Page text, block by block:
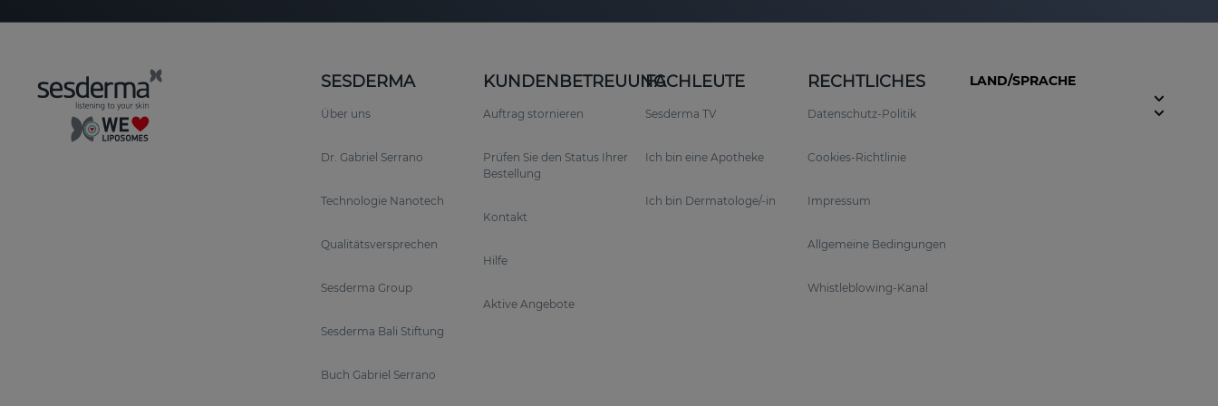
SESDERMA
Über uns
Dr. Gabriel Serrano
Technologie Nanotech
Qualitätsversprechen
Sesderma Group
Sesderma Bali Stiftung
Buch Gabriel Serrano
KUNDENBETREUUNG
Auftrag stornieren
Prüfen Sie den Status Ihrer
Bestellung
Kontakt
Hilfe
Aktive Angebote
FACHLEUTE
Sesderma TV
Ich bin eine Apotheke
Ich bin Dermatologe/-in
RECHTLICHES
Datenschutz-Politik
Cookies-Richtlinie
Impressum
Allgemeine Bedingungen
Whistleblowing-Kanal
LAND/SPRACHE